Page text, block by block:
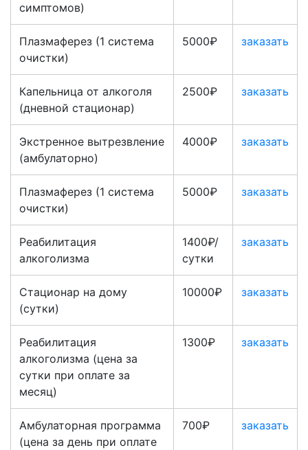
симптомов)
Плазмаферез (1 система
очистки)
5000₽ заказать
Капельница от алкоголя
(дневной стационар)
2500₽ заказать
Экстренное вытрезвление
(амбулаторно)
4000₽ заказать
Плазмаферез (1 система
очистки)
5000₽ заказать
Реабилитация
алкоголизма
1400₽/
сутки
заказать
Стационар на дому
(сутки)
10000₽ заказать
Реабилитация
алкоголизма (цена за
сутки при оплате за
месяц)
1300₽ заказать
Амбулаторная программа
(цена за день при оплате
700₽ заказать